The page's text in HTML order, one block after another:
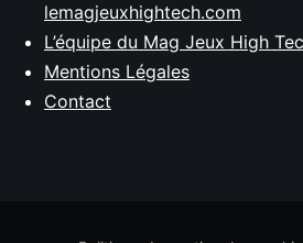
lemagjeuxhightech.com
L’équipe du Mag Jeux High
Mentions Légales
Contact